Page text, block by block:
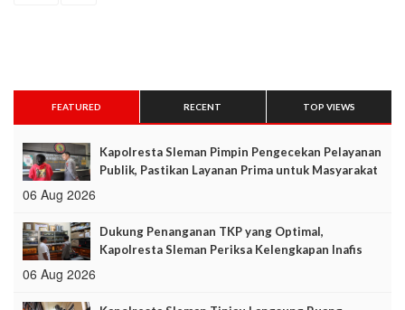
FEATURED RECENT TOP VIEWS
Kapolresta Sleman Pimpin Pengecekan Pelayanan
Publik, Pastikan Layanan Prima untuk Masyarakat
06 Aug 2026
Dukung Penanganan TKP yang Optimal,
Kapolresta Sleman Periksa Kelengkapan Inafis
06 Aug 2026